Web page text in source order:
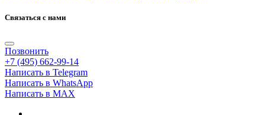
Связаться с нами
Позвонить
+7 (495) 662-99-14
Написать в Telegram
Написать в WhatsApp
Написать в MAX